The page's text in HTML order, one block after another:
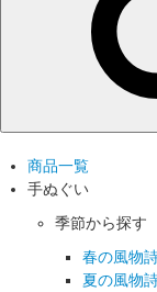
商品一覧
手ぬぐい
季節から探す
春の風物
夏の風物